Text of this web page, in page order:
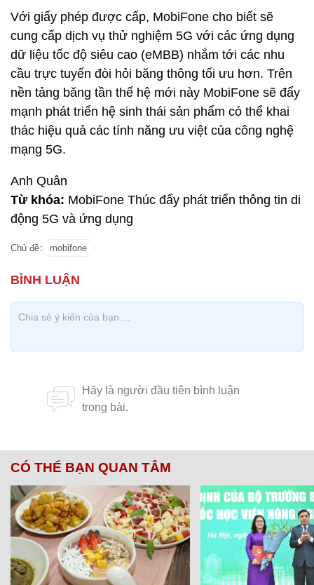
Với giấy phép được cấp, MobiFone cho biết sẽ
cung cấp dịch vụ thử nghiệm 5G với các ứng dụng
dữ liệu tốc độ siêu cao (eMBB) nhắm tới các nhu
cầu trực tuyến đòi hỏi băng thông tối ưu hơn. Trên
nền tảng băng tần thế hệ mới này MobiFone sẽ đẩy
mạnh phát triển hệ sinh thái sản phẩm có thể khai
thác hiệu quả các tính năng ưu việt của công nghệ
mạng 5G.
Anh Quân
Từ khóa: MobiFone Thúc đẩy phát triển thông tin di
động 5G và ứng dụng
Chủ đề: mobifone
CÓ THỂ BẠN QUAN TÂM